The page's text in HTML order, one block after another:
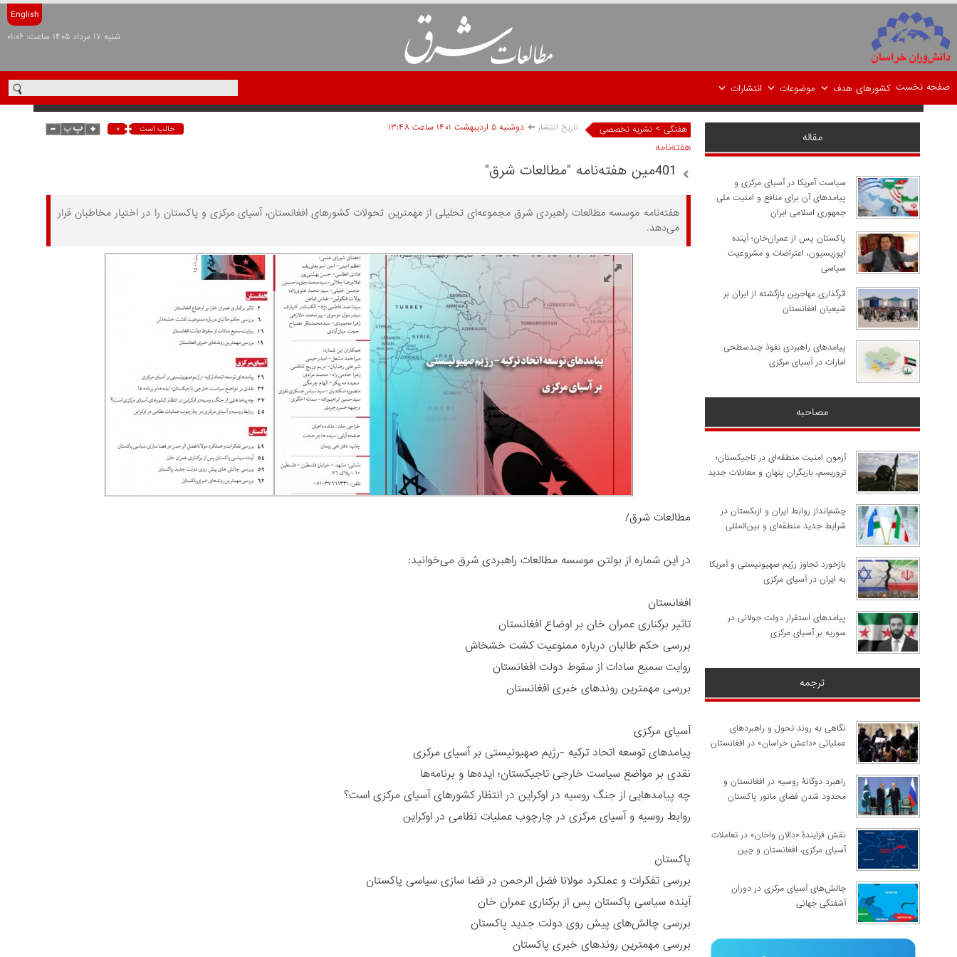
English
شنبه ۱۷ مرداد ۱۴۰۵ ساعت: ۰۱:۰۶
صفحه نخست کشورهای هدف موضوعات انتشارات
هفتگی > نشریه تخصصی تاریخ انتشار دوشنبه ۵ ارديبهشت ۱۴۰۱ ساعت ۱۳:۴۸ جالب است ۰
هفته‌نامه
401مین هفته‌نامه "مطالعات شرق"
هفته‌نامه موسسه مطالعات راهبردی شرق مجموعه‌ای تحلیلی از مهمترین تحولات کشورهای افغانستان، آسیای مرکزی و پاکستان را در اختیار مخاطبان قرار
می‌دهد.
مطالعات شرق/
در این شماره از بولتن موسسه مطالعات راهبردی شرق می‌خوانید:
افغانستان
تاثیر برکناری عمران خان بر اوضاع افغانستان
بررسی حکم طالبان درباره ممنوعیت کشت خشخاش
روایت سمیع سادات از سقوط دولت افغانستان
بررسی مهمترین روندهای خبری افغانستان
آسیای مرکزی
پیامدهای توسعه اتحاد ترکیه -رژیم صهیونیستی بر آسیای مرکزی
نقدی بر مواضع سیاست خارجی تاجیکستان؛ ایده‌ها و برنامه‌ها
چه پیامدهایی از جنگ روسیه در اوکراین در انتظار کشورهای آسیای مرکزی است؟
روابط روسیه و آسیای مرکزی در چارچوب عملیات نظامی در اوکراین
پاکستان
بررسی تفکرات و عملکرد مولانا فضل الرحمن در فضا سازی سیاسی پاکستان
آینده سیاسی پاکستان پس از برکناری عمران خان
بررسی چالش‌های پیش روی دولت جدید پاکستان
بررسی مهمترین روندهای خبری پاکستان
مقاله
سیاست آمریکا در آسیای مرکزی و
پیامدهای آن برای منافع و امنیت ملی
جمهوری اسلامی ایران
پاکستان پس از عمران‌خان؛ آینده
اپوزیسیون، اعتراضات و مشروعیت
سیاسی
اثرگذاری مهاجرین بازگشته از ایران بر
شیعیان افغانستان
پیامدهای راهبردی نفوذ چندسطحی
امارات در آسیای مرکزی
مصاحبه
آزمون امنیت منطقه‌ای در تاجیکستان؛
تروریسم، بازیگران پنهان و معادلات جدید
چشم‌انداز روابط ایران و ازبکستان در
شرایط جدید منطقه‌ای و بین‌المللی
​بازخورد تجاوز رژیم صهیونیستی و آمریکا
به ایران در آسیای مرکزی
پیامدهای استقرار دولت جولانی در
سوریه بر آسیای مرکزی
ترجمه
نگاهی به روند تحول و راهبردهای
عملیاتی «داعش خراسان» در افغانستان
راهبرد دوگانۀ روسیه در افغانستان و
محدود شدن فضای مانور پاکستان
نقش فزایندۀ «دالان واخان» در تعاملات
آسیای مرکزی، افغانستان و چین
چالش‌های آسیای مرکزی در دوران
آشفتگی جهانی